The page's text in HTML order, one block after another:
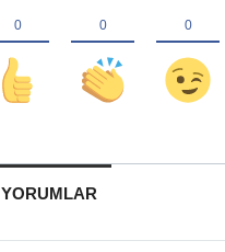
YORUMLAR